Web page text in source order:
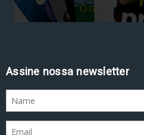
Assine nossa newsletter